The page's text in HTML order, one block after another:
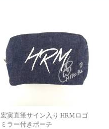
宏実直筆サイン入り HRMロゴ
ミラー付きポーチ